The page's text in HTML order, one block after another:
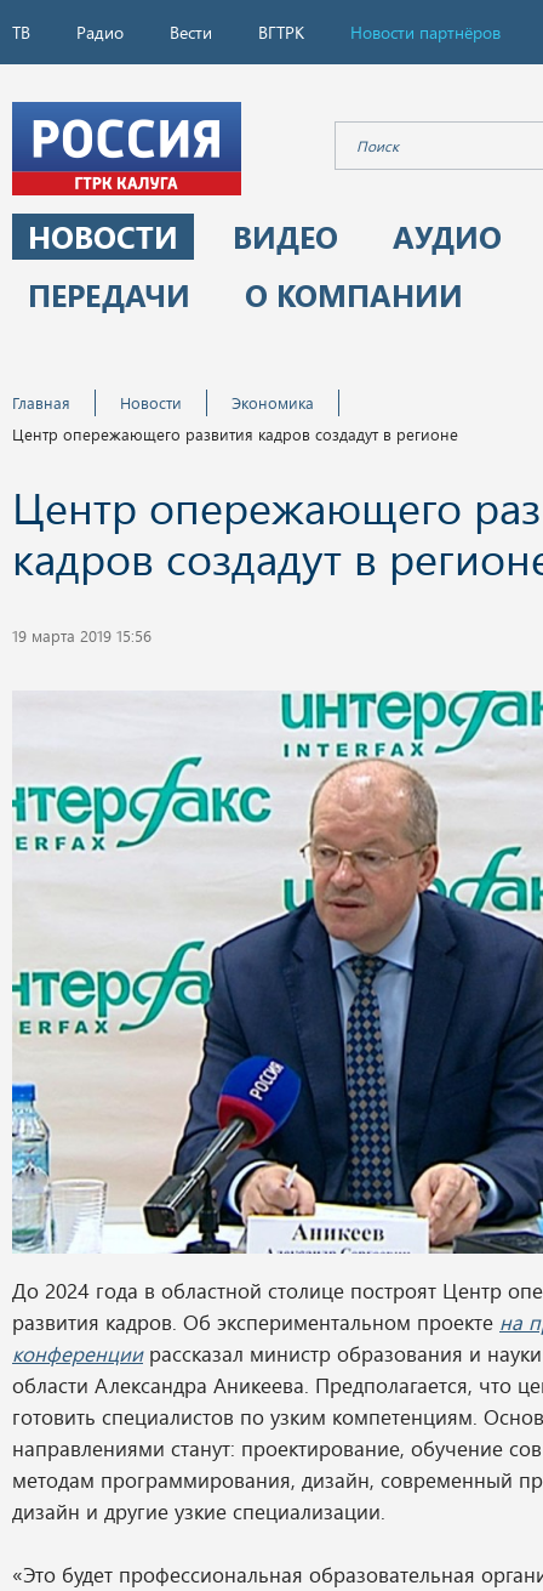
ТВ Радио Вести ВГТРК Новости партнёров
НОВОСТИ ВИДЕО
АУДИО
ПЕРЕДАЧИ
О КОМПАНИИ
Главная Новости
Экономика
Центр опережающего развития кадров создадут в регионе
Центр опережающего
кадров создадут в
19 марта 2019 15:56
До 2024 года в областной столице построят Центр
развития кадров. Об экспериментальном проекте на
конференциирассказал министр образования и
области Александра Аникеева. Предполагается, что
готовить специалистов по узким компетенциям.
направлениями станут: проектирование, обучение
методам программирования, дизайн, современный
дизайн и другие узкие специализации.
«Это будет профессиональная образовательная